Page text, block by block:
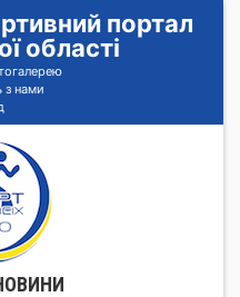
портал
області
з нами